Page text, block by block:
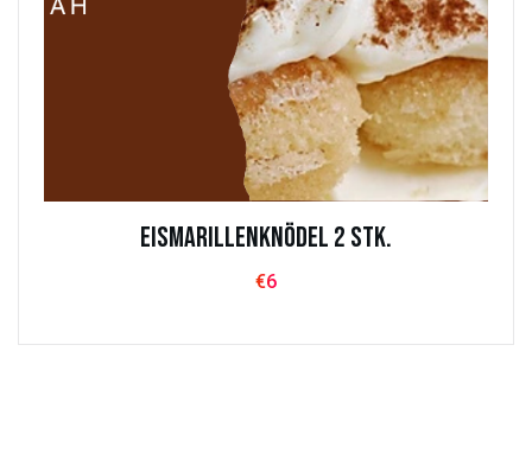
Eismarillenknödel 2 Stk.
€6